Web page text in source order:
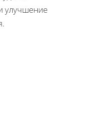
улучшение